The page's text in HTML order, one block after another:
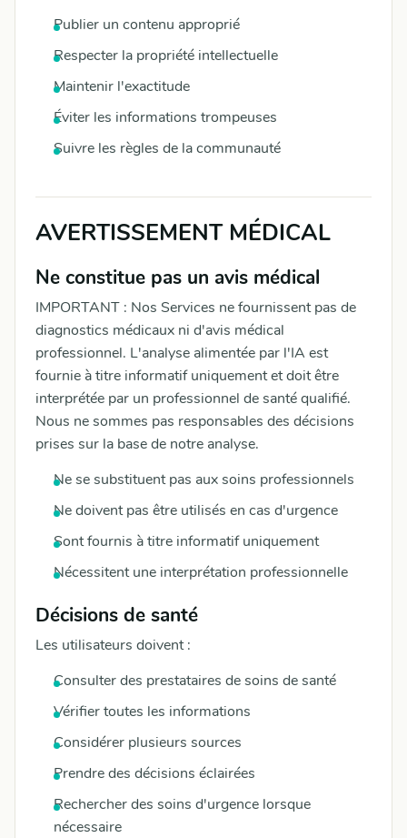
Publier un contenu approprié
Respecter la propriété intellectuelle
Maintenir l'exactitude
Éviter les informations trompeuses
Suivre les règles de la communauté
AVERTISSEMENT MÉDICAL
Ne constitue pas un avis médical
IMPORTANT : Nos Services ne fournissent pas de
diagnostics médicaux ni d'avis médical
professionnel. L'analyse alimentée par l'IA est
fournie à titre informatif uniquement et doit être
interprétée par un professionnel de santé qualifié.
Nous ne sommes pas responsables des décisions
prises sur la base de notre analyse.
Ne se substituent pas aux soins professionnels
Ne doivent pas être utilisés en cas d'urgence
Sont fournis à titre informatif uniquement
Nécessitent une interprétation professionnelle
Décisions de santé
Les utilisateurs doivent :
Consulter des prestataires de soins de santé
Vérifier toutes les informations
Considérer plusieurs sources
Prendre des décisions éclairées
Rechercher des soins d'urgence lorsque
nécessaire